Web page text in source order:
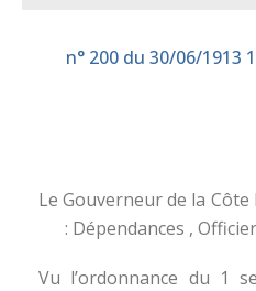
Le Gouverneur de la Côte
Dépendances ,
Vu l’ordonnance du 1